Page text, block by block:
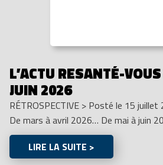
L’ACTU RESANTÉ-
JUIN 2026
RÉTROSPECTIVE > Posté le 15 juillet
De mars à avril 2026… De mai à juin
LIRE LA SUITE >